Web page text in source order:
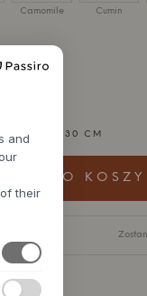
Camomile Cumin
35,4 X D 30 CM
DO
and
their